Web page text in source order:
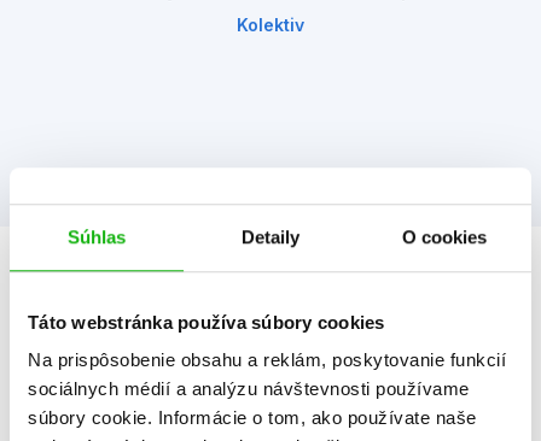
Súhlas Detaily O cookies
Táto webstránka používa súbory cookies
Na prispôsobenie obsahu a reklám, poskytovanie funkcií
sociálnych médií a analýzu návštevnosti používame
súbory cookie. Informácie o tom, ako používate naše
Kolektiv
Žáner
dobrodružstvo
humor pre deti